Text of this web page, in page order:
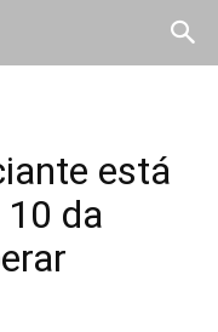
está
da